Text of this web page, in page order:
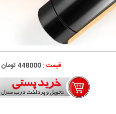
قیمت :448000 تومان